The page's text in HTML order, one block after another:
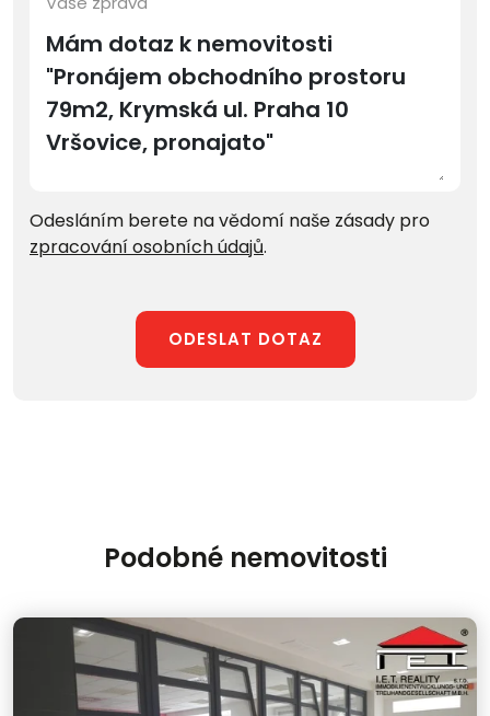
Odesláním berete na vědomí naše zásady pro
zpracování osobních údajů.
ODESLAT DOTAZ
Podobné nemovitosti